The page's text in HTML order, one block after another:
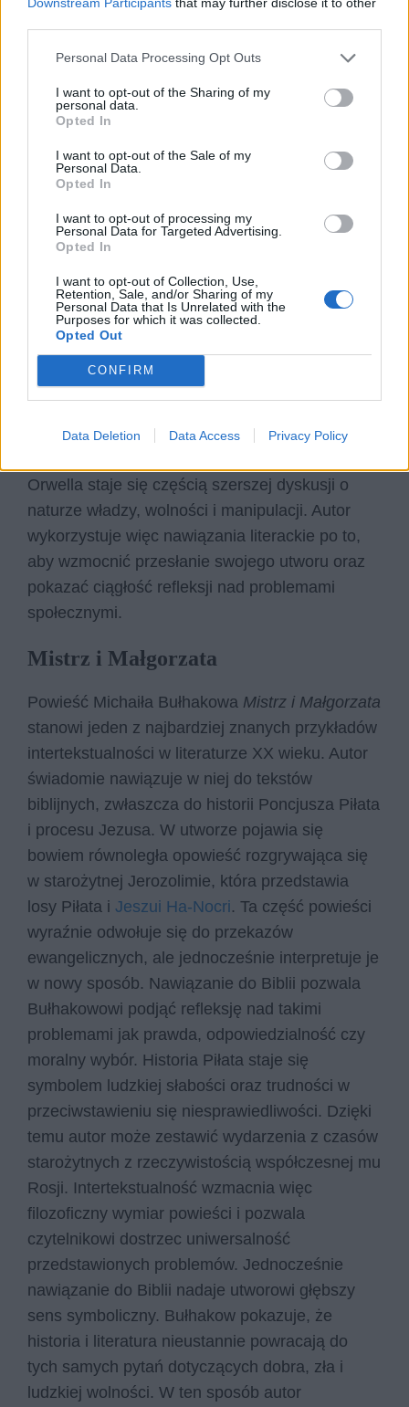
Personal Data Processing Opt Outs
I want to opt-out of the Sharing of my
personal data.
Opted In
I want to opt-out of the Sale of my
Personal Data.
Opted In
I want to opt-out of processing my
Personal Data for Targeted Advertising.
Opted In
I want to opt-out of Collection, Use,
Retention, Sale, and/or Sharing of my
Personal Data that Is Unrelated with the
Purposes for which it was collected.
Opted Out
CONFIRM
Data Deletion Data Access Privacy Policy
W jego powieści nawiązanie do tych tradycji
służy jednak przede wszystkim ich krytyce oraz
kontrolowania społeczeństwa. Autor
wykorzystuje znane motywy literackie, takie jak
wszechobecna kontrola władzy czy manipulacja
językiem, aby pokazać, do czego może
jednostką. Dzięki temu czytelnik dostrzega, że
wizja Orwella nie jest jedynie fantastyczną
opowieścią, lecz rozwinięciem wcześniejszych
literackich refleksji o społeczeństwie.
Nawiązanie do wcześniejszych dzieł pozwala
więc pisarzowi pogłębić sens swojej powieści
oraz ostrzec przed realnymi zagrożeniami
czytelnik może porównywać różne wizje świata
Orwella staje się częścią szerszej dyskusji o
naturze władzy, wolności i manipulacji. Autor
wykorzystuje więc nawiązania literackie po to,
aby wzmocnić przesłanie swojego utworu oraz
pokazać ciągłość refleksji nad problemami
społecznymi.
Mistrz i Małgorzata
Powieść Michaiła Bułhakowa Mistrz i Małgorzata
stanowi jeden z najbardziej znanych przykładów
intertekstualności w literaturze XX wieku. Autor
świadomie nawiązuje w niej do tekstów
biblijnych, zwłaszcza do historii Poncjusza Piłata
i procesu Jezusa. W utworze pojawia się
bowiem równoległa opowieść rozgrywająca się
w starożytnej Jerozolimie, która przedstawia
losy Piłata i Jeszui Ha-Nocri. Ta część powieści
wyraźnie odwołuje się do przekazów
ewangelicznych, ale jednocześnie interpretuje je
w nowy sposób. Nawiązanie do Biblii pozwala
Bułhakowowi podjąć refleksję nad takimi
problemami jak prawda, odpowiedzialność czy
moralny wybór. Historia Piłata staje się
symbolem ludzkiej słabości oraz trudności w
przeciwstawieniu się niesprawiedliwości. Dzięki
temu autor może zestawić wydarzenia z czasów
starożytnych z rzeczywistością współczesnej mu
Rosji. Intertekstualność wzmacnia więc
filozoficzny wymiar powieści i pozwala
czytelnikowi dostrzec uniwersalność
przedstawionych problemów. Jednocześnie
nawiązanie do Biblii nadaje utworowi głębszy
sens symboliczny. Bułhakow pokazuje, że
historia i literatura nieustannie powracają do
tych samych pytań dotyczących dobra, zła i
ludzkiej wolności. W ten sposób autor